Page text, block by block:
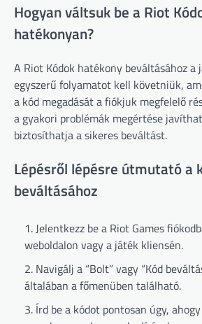
Hogyan váltsuk be a Riot
hatékonyan?
A Riot Kódok hatékony beváltásához a
egyszerű folyamatot kell követniük,
a kód megadását a fiókjuk megfelelő
a gyakori problémák megértése
biztosíthatja a sikeres beváltást.
Lépésről lépésre útmutató a
beváltásához
Jelentkezz be a Riot Games
weboldalon vagy a játék kliensén.
Navigálj a “Bolt” vagy “Kód
általában a főmenüben található.
Írd be a kódot pontosan úgy,